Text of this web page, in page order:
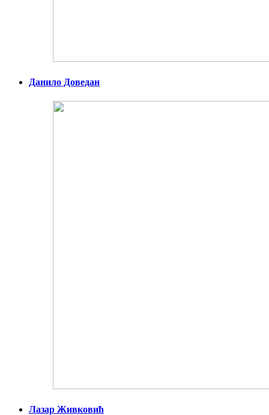
Данило Доведан
Лазар Живковић